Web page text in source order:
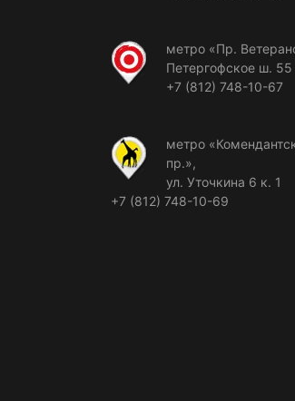
метро «Пр.
Петергофское ш. 55
+7 (812) 748-10-67
метро
пр.»,
ул. Уточкина 6 к. 1
+7 (812) 748-10-69